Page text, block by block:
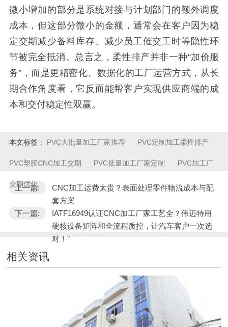
微小增加的部分是系统对接与计划部门的额外调度
成本，但这部分微小的金额，通常会在客户因为稳
定交期减少备料库存、减少员工催交工时等隐性环
节被完全抵消。总言之，柔性排产并非一种“加价服
务”，而是更精密化、数据化的工厂运营方式，从长
期合作角度看，它反而能帮客户实现供应商端的成
本和交付稳定性双赢。
本文标签： PVC大批量加工厂家推荐 PVC定制加工柔性排产
PVC塑胶CNC加工交期 PVC批量加工厂家定制 PVC加工厂
交期优化
上一篇:
CNC加工运费太贵？表面处理零件物流成本与配
套方案
下一篇:
IATF16949认证CNC加工厂家工艺全？伟迈特用
硬核设备矩阵和全流程质控，让汽车客户一次选
对！"
相关资讯